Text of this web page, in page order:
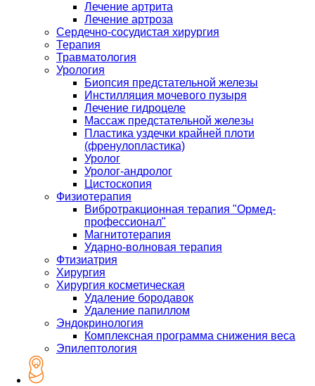
Лечение артрита
Лечение артроза
Сердечно-сосудистая хирургия
Терапия
Травматология
Урология
Биопсия предстательной железы
Инстилляция мочевого пузыря
Лечение гидроцеле
Массаж предстательной железы
Пластика уздечки крайней плоти
(френулопластика)
Уролог
Уролог-андролог
Цистоскопия
Физиотерапия
Вибротракционная терапия "Ормед-
профессионал"
Магнитотерапия
Ударно-волновая терапия
Фтизиатрия
Хирургия
Хирургия косметическая
Удаление бородавок
Удаление папиллом
Эндокринология
Комплексная программа снижения веса
Эпилептология